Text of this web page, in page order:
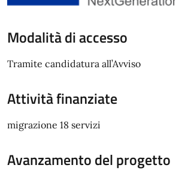
Modalità di accesso
Tramite candidatura all’Avviso
Attività finanziate
migrazione 18 servizi
Avanzamento del progetto